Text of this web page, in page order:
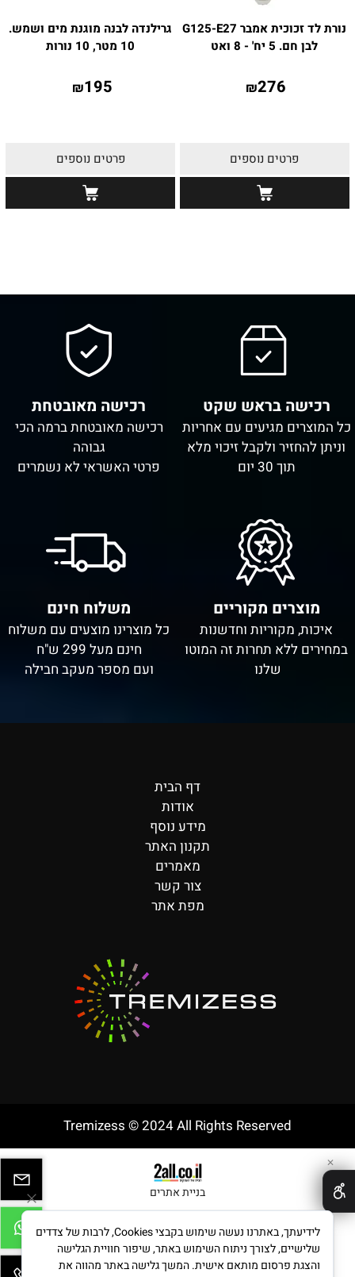
נורת לד זכוכית אמבר G125-E27
לבן חם. 5 יח' - 8 ואט
₪276
פרטים נוספים
גרילנדה לבנה מוגנת מים ושמש.
10 מטר, 10 נורות
₪195
פרטים נוספים
רכישה בראש שקט
כל המוצרים מגיעים עם אחריות
וניתן להחזיר ולקבל זיכוי מלא
תוך 30 יום
רכישה מאובטחת
רכישה מאובטחת ברמה הכי
גבוהה
פרטי האשראי לא נשמרים
מוצרים מקוריים
איכות, מקוריות וחדשנות
במחירים ללא תחרות זה המוטו
שלנו
משלוח חינם
כל מוצרינו מוצעים עם משלוח
חינם מעל 299 ש"ח
ועם מספר מעקב חבילה
דף הבית
אודות
מידע נוסף
תקנון האתר
מאמרים
צור קשר
מפת אתר
Tremizess © 2024 All Rights Reserved
בניית אתרים
✕
לידיעתך, באתרנו נעשה שימוש בקבצי Cookies, לרבות של צדדים
שלישיים, לצורך ניתוח השימוש באתר, שיפור חוויית הגלישה
והצגת פרסום מותאם אישית. המשך גלישה באתר מהווה את